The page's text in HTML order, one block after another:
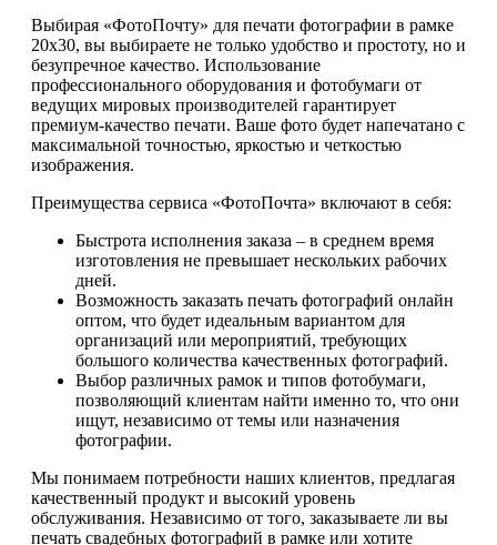
Выбирая «ФотоПочту» для печати фотографии в рамке
20х30, вы выбираете не только удобство и простоту, но и
безупречное качество. Использование
профессионального оборудования и фотобумаги от
ведущих мировых производителей гарантирует
премиум-качество печати. Ваше фото будет напечатано с
максимальной точностью, яркостью и четкостью
изображения.
Преимущества сервиса «ФотоПочта» включают в себя:
Быстрота исполнения заказа – в среднем время
изготовления не превышает нескольких рабочих
дней.
Возможность заказать печать фотографий онлайн
оптом, что будет идеальным вариантом для
организаций или мероприятий, требующих
большого количества качественных фотографий.
Выбор различных рамок и типов фотобумаги,
позволяющий клиентам найти именно то, что они
ищут, независимо от темы или назначения
фотографии.
Мы понимаем потребности наших клиентов, предлагая
качественный продукт и высокий уровень
обслуживания. Независимо от того, заказываете ли вы
печать свадебных фотографий в рамке или хотите